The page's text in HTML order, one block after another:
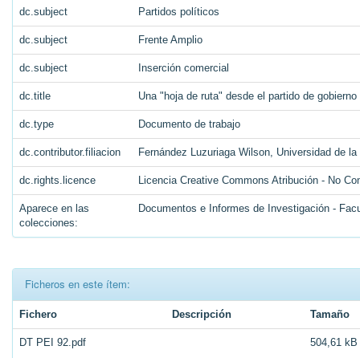
dc.subject Partidos políticos
dc.subject Frente Amplio
dc.subject Inserción comercial
dc.title Una "hoja de ruta" desde el partido de
dc.type Documento de trabajo
dc.contributor.filiacion Fernández Luzuriaga Wilson, Universidad de
dc.rights.licence Licencia Creative Commons Atribución - No
Aparece en las
colecciones:
Documentos e Informes de Investigación -
Ficheros en este ítem:
Fichero Descripción Tamaño
DT PEI 92.pdf 504,61 kB